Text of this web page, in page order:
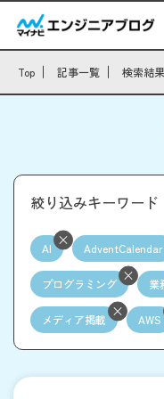
Top 記事一覧 検索結果
絞り込みキーワード
AI AdventCalendar
プログラミング 業
メディア掲載 AWS